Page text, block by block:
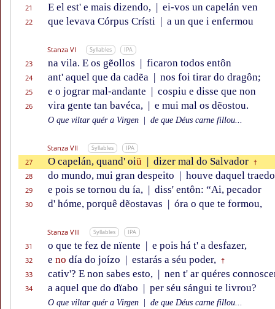
21 E el est' e mais dizendo, | ei-vos un capelán ven
22 que levava Córpus Crísti | a un que i enfermou
Stanza VI Syllables IPA
23 na vila. E os gẽollos | ficaron todos entôn
24 ant' aquel que da cadẽa | nos foi tirar do dragôn;
25 e o jograr mal-andante | cospiu e disse que non
26 vira gente tan bavéca, | e mui mal os dẽostou.
O que viltar quér a Virgen de que Déus carne fillou...
Stanza VII Syllables IPA
27 O capelán, quand' oiü | dizer mal do Salvador †
28 do mundo, mui gran despeito | houve daquel
29 e pois se tornou du ía, | diss' entôn: “Ai, pecador
30 d' hóme, porquê dẽostavas | óra o que te formou,
Stanza VIII Syllables IPA
31 o que te fez de nïente | e pois há t' a desfazer,
32 e no día do joízo | estarás a séu poder, †
33 cativ'? E non sabes esto, | nen t' ar quéres
34 a aquel que do dïabo | per séu sángui te livrou?
O que viltar quér a Virgen de que Déus carne fillou...